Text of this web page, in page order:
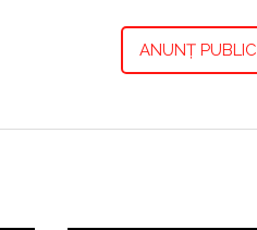
ANUNȚ PUBLIC